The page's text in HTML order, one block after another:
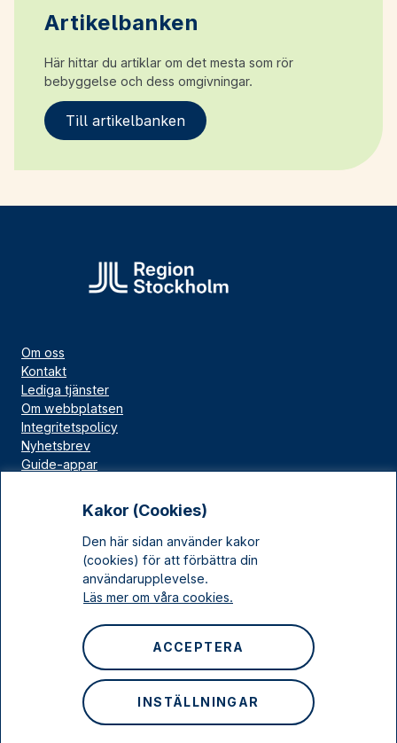
Kakor (Cookies)
Den här sidan använder kakor
(cookies) för att förbättra din
användarupplevelse.
Läs mer om våra cookies.
INSTÄLLNINGAR
ACCEPTERA
Artikelbanken
Här hittar du artiklar om det mesta som rör
bebyggelse och dess omgivningar.
Till artikelbanken
Om oss
Kontakt
Lediga tjänster
Om webbplatsen
Integritetspolicy
Nyhetsbrev
Guide-appar
Kulturarv Stockholm
Sociala medier
Instagram
LinkedIn
YouTube